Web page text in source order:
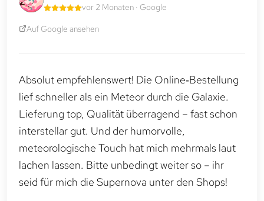
vor 2 Monaten · Google
Auf Google ansehen
Absolut empfehlenswert! Die Online‑Bestellung
lief schneller als ein Meteor durch die Galaxie.
Lieferung top, Qualität überragend – fast schon
interstellar gut. Und der humorvolle,
meteorologische Touch hat mich mehrmals laut
lachen lassen. Bitte unbedingt weiter so – ihr
seid für mich die Supernova unter den Shops!